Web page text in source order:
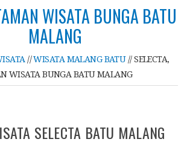
WISATA BUNGA BATU
MALANG
//WISATA MALANG BATU//SELECTA,
WISATA BUNGA BATU MALANG
SELECTA BATU MALANG